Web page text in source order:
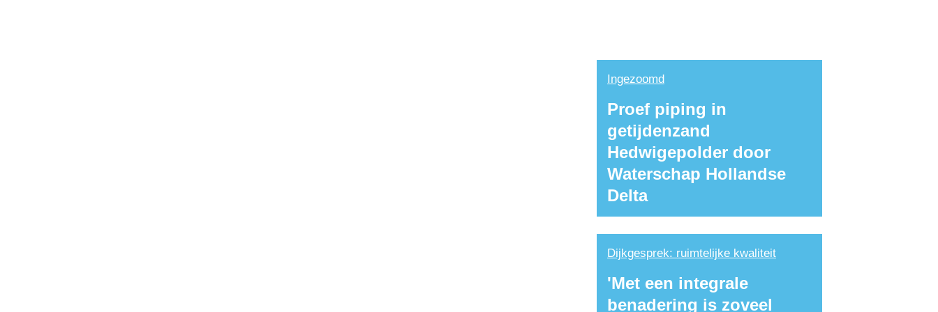
Ingezoomd
Proef piping in
getijdenzand
Hedwigepolder door
Waterschap Hollandse
Delta
Dijkgesprek: ruimtelijke kwaliteit
'Met een integrale
benadering is zoveel